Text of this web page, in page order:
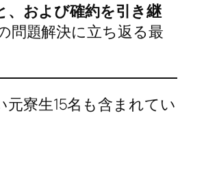
および確約を引き継
問題解決に立ち返る最
寮生15名も含まれてい